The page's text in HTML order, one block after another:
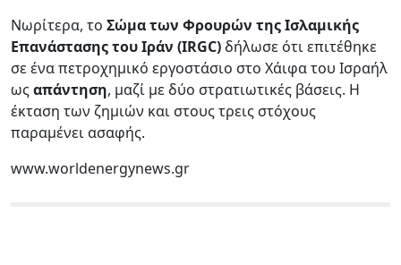
Νωρίτερα, το Σώμα των Φρουρών της Ισλαμικής
Επανάστασης του Ιράν (IRGC)δήλωσε ότι επιτέθηκε
σε ένα πετροχημικό εργοστάσιο στο Χάιφα του Ισραήλ
ωςαπάντηση, μαζί με δύο στρατιωτικές βάσεις. Η
έκταση των ζημιών και στους τρεις στόχους
παραμένει ασαφής.
www.worldenergynews.gr